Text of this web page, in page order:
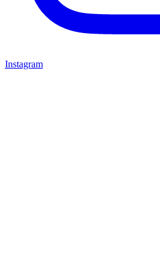
Instagram